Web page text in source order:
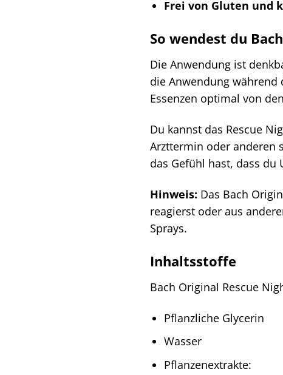
Frei von Gluten und
So wendest du
Die Anwendung ist
die Anwendung
Essenzen optimal von
Du kannst das Rescue
Arzttermin oder anderen
das Gefühl hast, dass du
Hinweis: Das Bach
reagierst oder aus
Sprays.
Inhaltsstoffe
Bach Original Rescue
Pflanzliche Glycerin
Wasser
Pflanzenextrakte: